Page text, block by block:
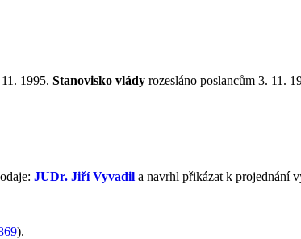
1995. Stanovisko vlády rozesláno poslancům 3. 11.
JUDr. Jiří Vyvadil a navrhl přikázat k projednání
).